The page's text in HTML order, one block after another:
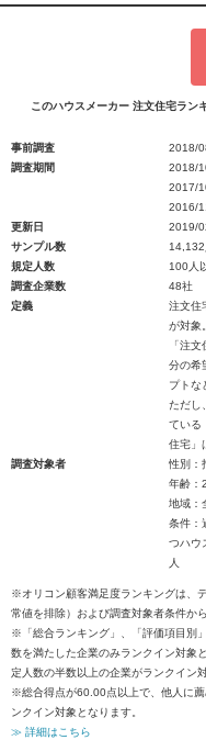
このハウスメーカー 注文住宅ラン
事前調査
2018/
調査期間
2018/
2017/
2016/
更新日
2019/
サンプル数
14,132
規定人数
100人
調査企業数
48社
定義
注文住
が対象。
「注
分の希
プトな
ただし
ている
住宅」
調査対象者
性別：
年齢：
地域：
条件：
つハウ
人
※オリコン顧客満足度ランキングは、
常値を排除）および調査対象者条件か
※「総合ランキング」、「評価項目別
数を満たした企業のみランクイン対象
定人数の半数以上の企業がランクイン
※総合得点が60.00点以上で、他人に
ンクイン対象となります。
≫ 詳細はこちら